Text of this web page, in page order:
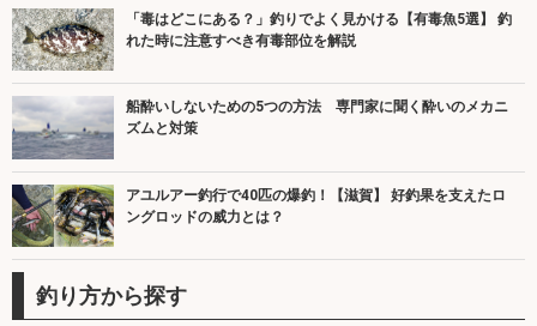
「毒はどこにある？」釣りでよく見かける【有毒魚5選】 釣
れた時に注意すべき有毒部位を解説
船酔いしないための5つの方法 専門家に聞く酔いのメカニ
ズムと対策
アユルアー釣行で40匹の爆釣！【滋賀】 好釣果を支えたロ
ングロッドの威力とは？
釣り方から探す